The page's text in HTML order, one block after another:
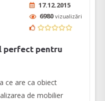
17.12.2015
6980 vizualizări
perfect pentru
ce are ca obiect
de mobilier